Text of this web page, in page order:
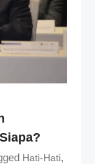
Hati-Hati,